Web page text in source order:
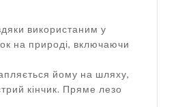
використаним у
на природі, включаючи
йому на шляху,
кінчик. Пряме лезо